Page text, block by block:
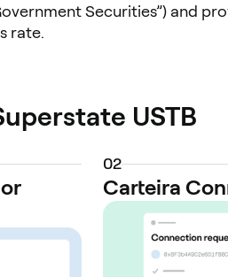
Securities”) and
rate.
USTB
02
Carteira